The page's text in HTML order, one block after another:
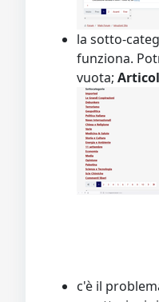
la sotto-
funziona.
vuota;
c'è il